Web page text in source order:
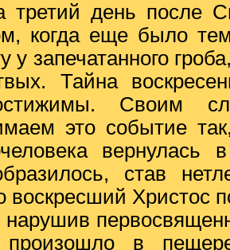
третий день после
когда еще было
у запечатанного
Тайна
Своим
это событие
став
воскресший Христос
нарушив
произошло в